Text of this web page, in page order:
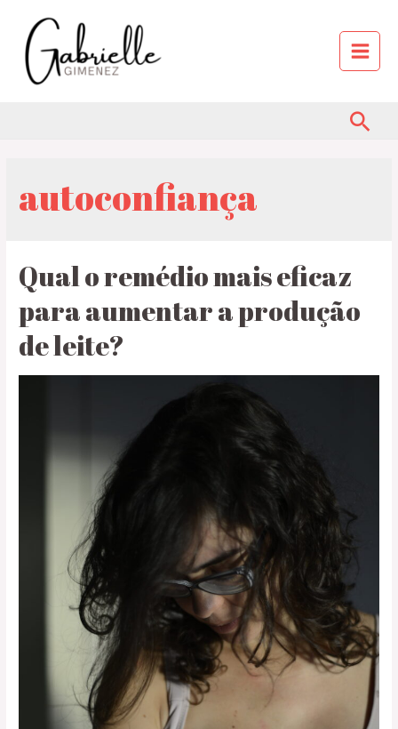
autoconfiança
Qual o remédio mais eficaz
para aumentar a produção
de leite?